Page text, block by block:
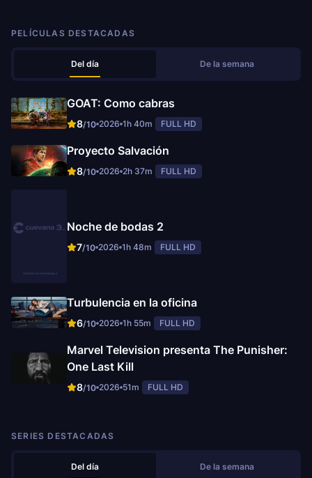
PELÍCULAS DESTACADAS
Del día De la semana
GOAT: Como cabras
8/10 2026 1h 40m FULL HD
Proyecto Salvación
8/10 2026 2h 37m FULL HD
Noche de bodas 2
7/10 2026 1h 48m FULL HD
Turbulencia en la oficina
6/10 2026 1h 55m FULL HD
Marvel Television presenta The Punisher:
One Last Kill
8/10 2026 51m FULL HD
SERIES DESTACADAS
Del día De la semana